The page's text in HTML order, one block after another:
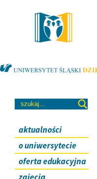
aktualności
o uniwersytecie
oferta edukacyjna